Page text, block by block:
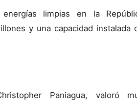
limpias en la
y una capacidad instalada
Paniagua, valoró